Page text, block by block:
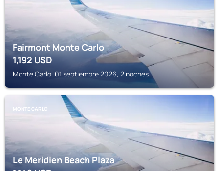
Fairmont Monte Carlo
1,192USD
Monte Carlo, 01 septiembre 2026, 2 noches
MONTE CARLO
Le Meridien Beach Plaza